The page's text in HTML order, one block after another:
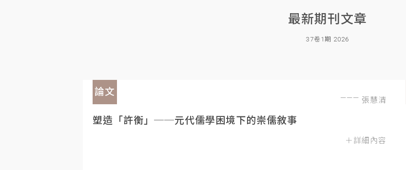
最新期刊文章
37卷1期 2026
論文
張慧清
塑造「許衡」──元代儒學困境下的崇儒敘事
＋詳細內容